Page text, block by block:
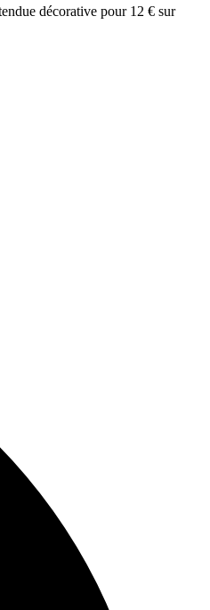
décorative pour 12 € sur